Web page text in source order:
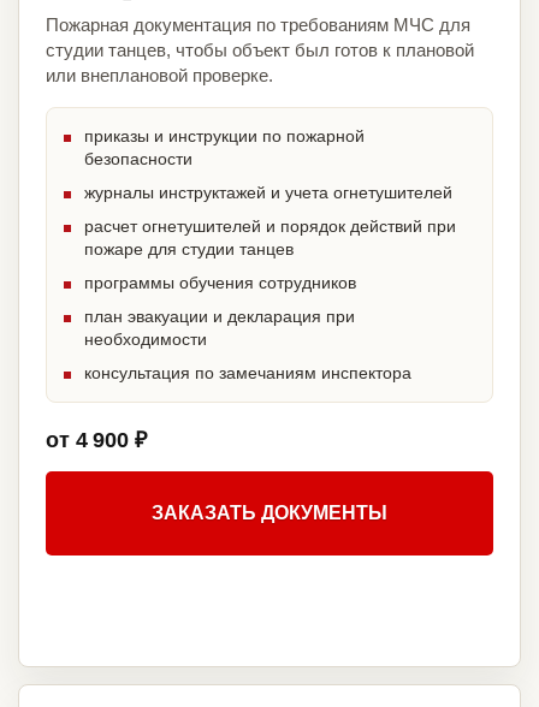
Пожарная документация по требованиям МЧС для
студии танцев, чтобы объект был готов к плановой
или внеплановой проверке.
приказы и инструкции по пожарной
безопасности
журналы инструктажей и учета огнетушителей
расчет огнетушителей и порядок действий при
пожаре для студии танцев
программы обучения сотрудников
план эвакуации и декларация при
необходимости
консультация по замечаниям инспектора
от 4 900 ₽
ЗАКАЗАТЬ ДОКУМЕНТЫ